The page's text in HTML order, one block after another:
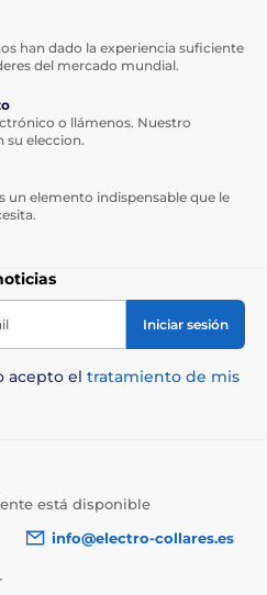
imágenes son solo
en las categorías
han dado la experiencia suficiente
del mercado mundial.
o llámenos. Nuestro
su eleccion.
un elemento indispensable que le
Iniciar sesión
acepto el tratamiento de mis
está disponible
info@electro-collares.es